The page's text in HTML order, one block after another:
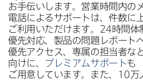
お手伝いします。​営業時間内の​
電話に​よる​サポートは、​件数に​
ご利用いただけます。
24時間体
優先対応、​製品の​問題レポート
優先アクセス、​専属の​担当者な
向けに、 プレミアムサポートも​
ご用意しています。​また、
10万